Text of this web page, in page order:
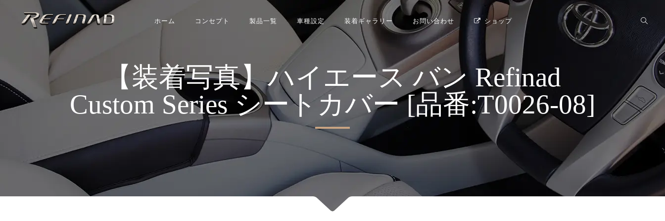
ホーム コンセプト 製品一覧 車種設定 装着ギャラリー お問い合わせ ショップ
【装着写真】ハイエース バン Refinad
Custom Series シートカバー [品番:T0026-08]